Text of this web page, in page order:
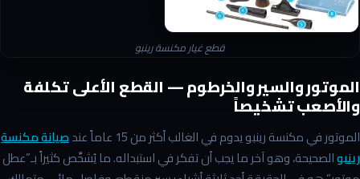
قطع غيار مكنسة رينبو
الموتور والسير والخرطوم — القطع الأعلى تكلفة
والأصعب تشخيصاً
الموتور في مكنسة رينبو يدوم في الغالب أكثر من 15 عاماً عند
صيانة مكنسة
رينبوالصحيحة، وهو آخر ما يجب أن تفكر في استبداله. ما يُشخَّص كثيراً بـ”عطل